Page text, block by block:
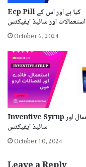
Ecp Pill کیا ہے اور اس کے
استعمالات اور سائیڈ ایفیکٹس
October 6, 2024
Inventive Syrup کے استعمال اور
سائیڈ ایفیکٹس
October 10, 2024